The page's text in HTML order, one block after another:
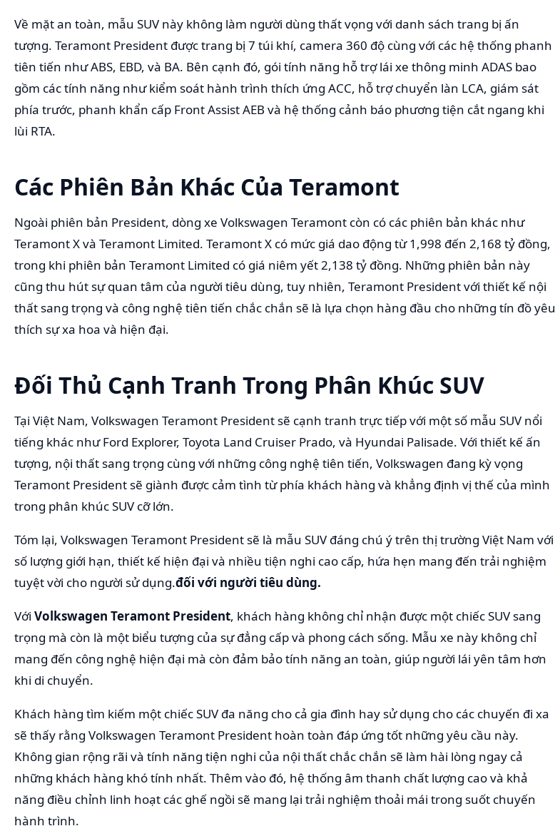
Về mặt an toàn, mẫu SUV này không làm người dùng thất vọng với danh sách trang bị ấn
tượng. Teramont President được trang bị 7 túi khí, camera 360 độ cùng với các hệ thống phanh
tiên tiến như ABS, EBD, và BA. Bên cạnh đó, gói tính năng hỗ trợ lái xe thông minh ADAS bao
gồm các tính năng như kiểm soát hành trình thích ứng ACC, hỗ trợ chuyển làn LCA, giám sát
phía trước, phanh khẩn cấp Front Assist AEB và hệ thống cảnh báo phương tiện cắt ngang khi
lùi RTA.
Các Phiên Bản Khác Của Teramont
Ngoài phiên bản President, dòng xe Volkswagen Teramont còn có các phiên bản khác như
Teramont X và Teramont Limited. Teramont X có mức giá dao động từ 1,998 đến 2,168 tỷ đồng,
trong khi phiên bản Teramont Limited có giá niêm yết 2,138 tỷ đồng. Những phiên bản này
cũng thu hút sự quan tâm của người tiêu dùng, tuy nhiên, Teramont President với thiết kế nội
thất sang trọng và công nghệ tiên tiến chắc chắn sẽ là lựa chọn hàng đầu cho những tín đồ yêu
thích sự xa hoa và hiện đại.
Đối Thủ Cạnh Tranh Trong Phân Khúc SUV
Tại Việt Nam, Volkswagen Teramont President sẽ cạnh tranh trực tiếp với một số mẫu SUV nổi
tiếng khác như Ford Explorer, Toyota Land Cruiser Prado, và Hyundai Palisade. Với thiết kế ấn
tượng, nội thất sang trọng cùng với những công nghệ tiên tiến, Volkswagen đang kỳ vọng
Teramont President sẽ giành được cảm tình từ phía khách hàng và khẳng định vị thế của mình
trong phân khúc SUV cỡ lớn.
Tóm lại, Volkswagen Teramont President sẽ là mẫu SUV đáng chú ý trên thị trường Việt Nam với
số lượng giới hạn, thiết kế hiện đại và nhiều tiện nghi cao cấp, hứa hẹn mang đến trải nghiệm
tuyệt vời cho người sử dụng.đối với người tiêu dùng.
Với Volkswagen Teramont President, khách hàng không chỉ nhận được một chiếc SUV sang
trọng mà còn là một biểu tượng của sự đẳng cấp và phong cách sống. Mẫu xe này không chỉ
mang đến công nghệ hiện đại mà còn đảm bảo tính năng an toàn, giúp người lái yên tâm hơn
khi di chuyển.
Khách hàng tìm kiếm một chiếc SUV đa năng cho cả gia đình hay sử dụng cho các chuyến đi xa
sẽ thấy rằng Volkswagen Teramont President hoàn toàn đáp ứng tốt những yêu cầu này.
Không gian rộng rãi và tính năng tiện nghi của nội thất chắc chắn sẽ làm hài lòng ngay cả
những khách hàng khó tính nhất. Thêm vào đó, hệ thống âm thanh chất lượng cao và khả
năng điều chỉnh linh hoạt các ghế ngồi sẽ mang lại trải nghiệm thoải mái trong suốt chuyến
hành trình.